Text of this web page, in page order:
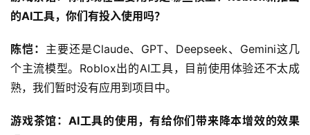
的AI工具，你们有投入使用吗？
陈恺： 主要还是Claude、GPT、Deepseek、Gemini这几
个主流模型。Roblox出的AI工具，目前使用体验还不太成
熟，我们暂时没有应用到项目中。
游戏茶馆：AI工具的使用，有给你们带来降本增效的效果